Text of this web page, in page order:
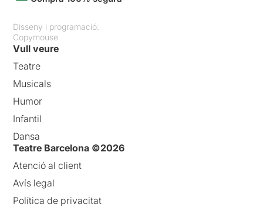
Disseny i programació:
Copymouse
Vull veure
Teatre
Musicals
Humor
Infantil
Dansa
Teatre Barcelona ©2026
Atenció al client
Avís legal
Política de privacitat